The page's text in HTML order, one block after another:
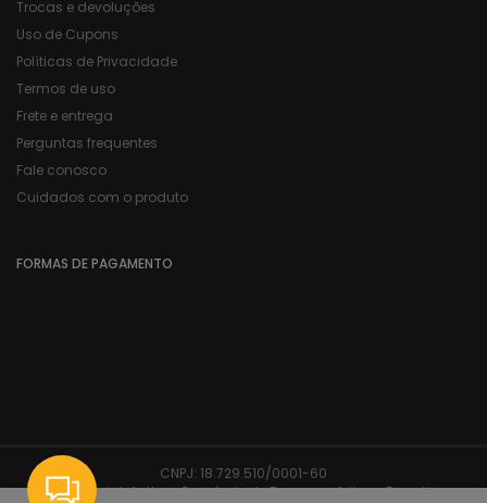
Trocas e devoluções
Uso de Cupons
Políticas de Privacidade
Termos de uso
Frete e entrega
Perguntas frequentes
Fale conosco
Cuidados com o produto
FORMAS DE PAGAMENTO
CNPJ: 18.729.510/0001-60
Razão Social:Authen Comércio de Roupas e Artigos Esportivos